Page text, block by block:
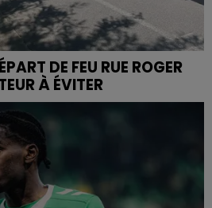
DE FEU RUE ROGER
À ÉVITER